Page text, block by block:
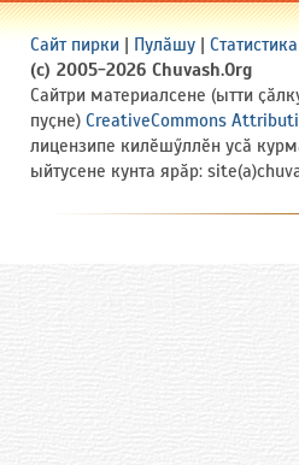
Сайт пирки | Пулӑшу | Статистика
(c) 2005-2026 Chuvash.Org
Сайтри материалсене (ытти
пуҫне) CreativeCommons
лицензипе килӗшӳллӗн усӑ
ыйтусене кунта ярӑр: